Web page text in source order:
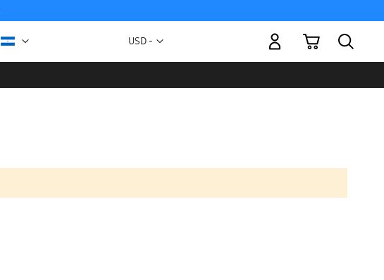
Moneda
USD -
Mi carrito